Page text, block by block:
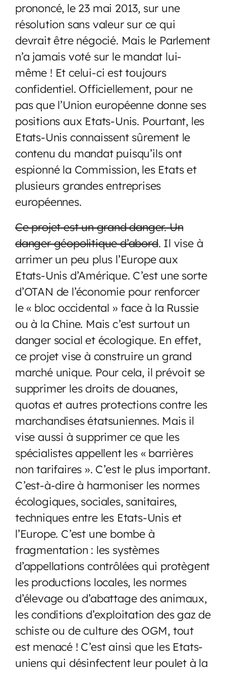
prononcé, le 23 mai 2013, sur une
résolution sans valeur sur ce qui
devrait être négocié. Mais le Parlement
n’a jamais voté sur le mandat lui-
même ! Et celui-ci est toujours
confidentiel. Officiellement, pour ne
pas que l’Union européenne donne ses
positions aux Etats-Unis. Pourtant, les
Etats-Unis connaissent sûrement le
contenu du mandat puisqu’ils ont
espionné la Commission, les Etats et
plusieurs grandes entreprises
européennes.
Ce projet est un grand danger. Un
danger géopolitique d’abord. Il vise à
arrimer un peu plus l’Europe aux
Etats-Unis d’Amérique. C’est une sorte
d’OTAN de l’économie pour renforcer
le « bloc occidental » face à la Russie
ou à la Chine. Mais c’est surtout un
danger social et écologique. En effet,
ce projet vise à construire un grand
marché unique. Pour cela, il prévoit se
supprimer les droits de douanes,
quotas et autres protections contre les
marchandises étatsuniennes. Mais il
vise aussi à supprimer ce que les
spécialistes appellent les « barrières
non tarifaires ». C’est le plus important.
C’est-à-dire à harmoniser les normes
écologiques, sociales, sanitaires,
techniques entre les Etats-Unis et
l’Europe. C’est une bombe à
fragmentation : les systèmes
d’appellations contrôlées qui protègent
les productions locales, les normes
d’élevage ou d’abattage des animaux,
les conditions d’exploitation des gaz de
schiste ou de culture des OGM, tout
est menacé ! C’est ainsi que les Etats-
uniens qui désinfectent leur poulet à la